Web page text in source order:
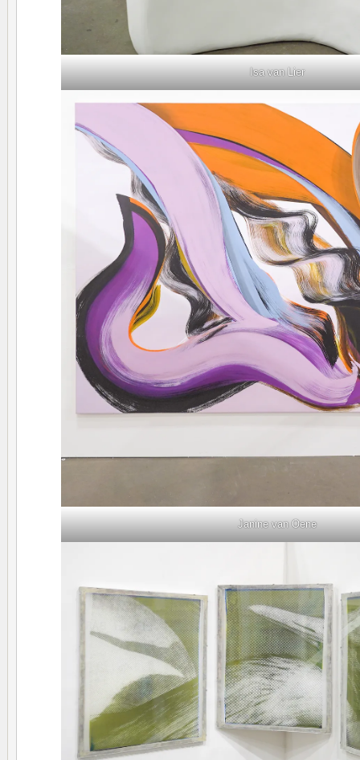
Isa van Lier
Janine van Oene